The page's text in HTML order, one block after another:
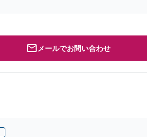
メールでお問い合わせ